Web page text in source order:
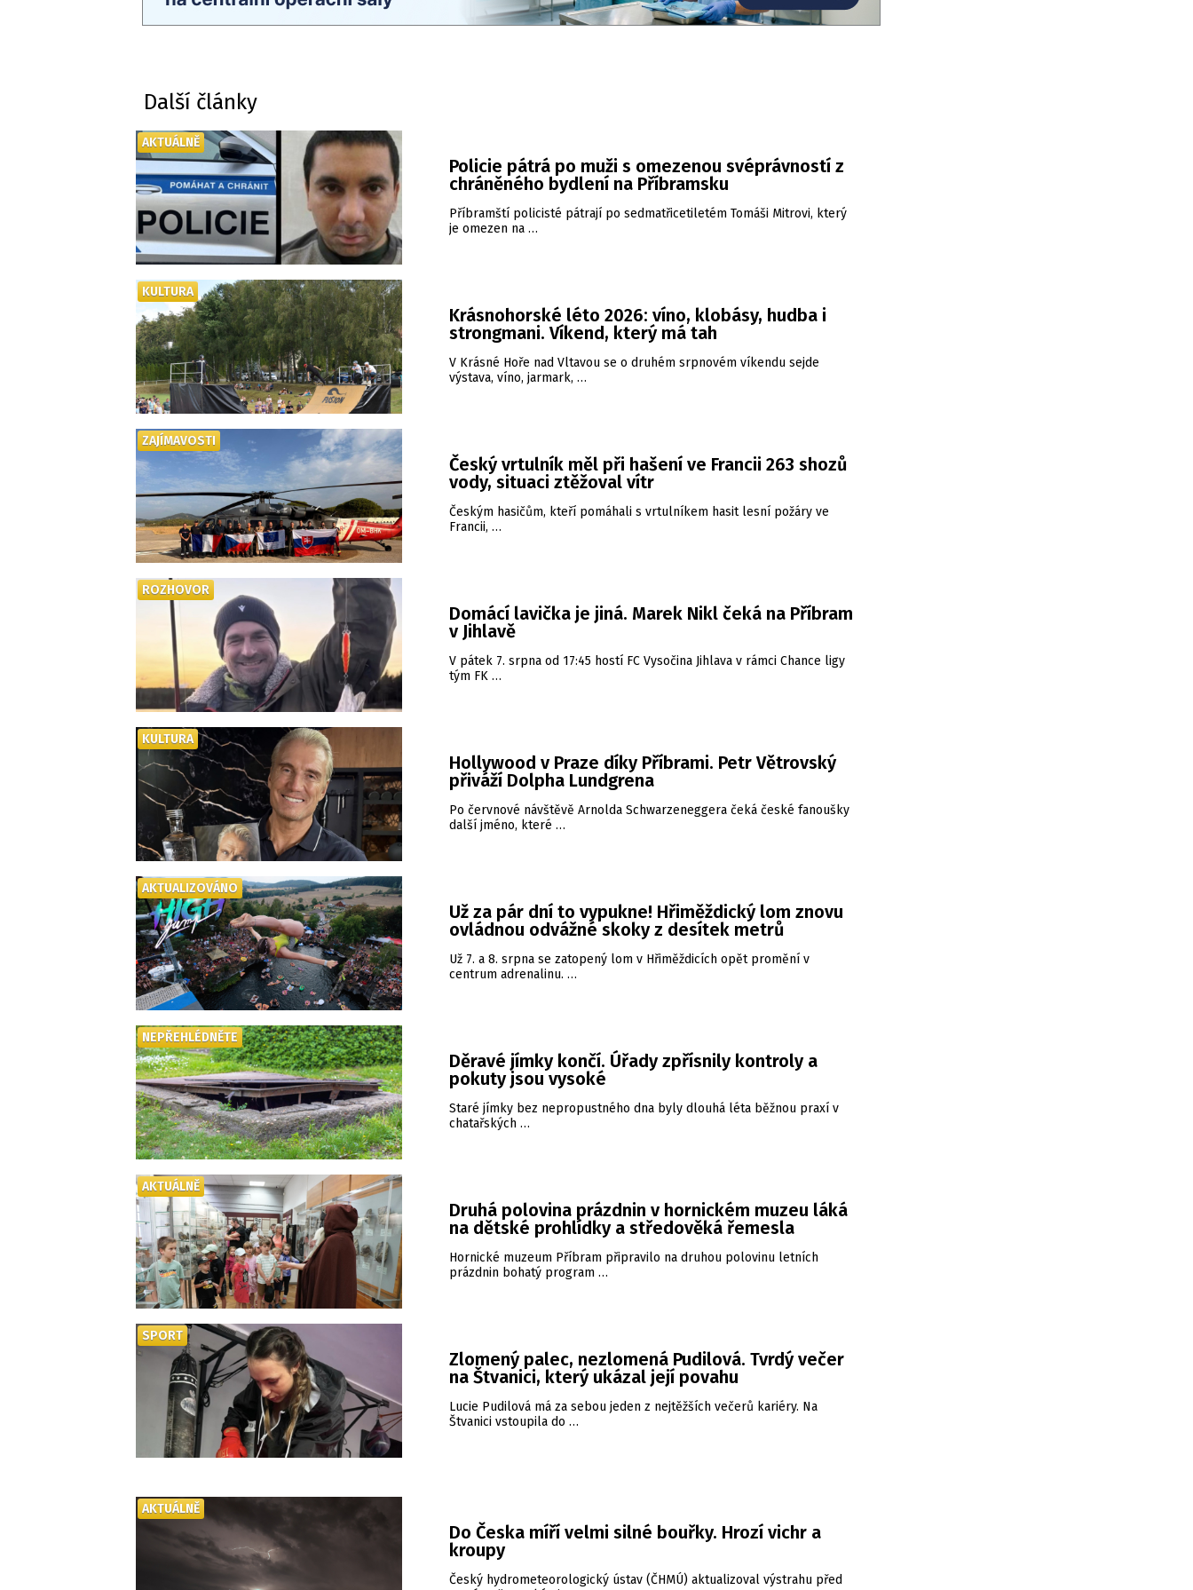
Další články
Policie pátrá po muži s omezenou svéprávností z
chráněného bydlení na Příbramsku
Příbramští policisté pátrají po sedmatřicetiletém Tomáši Mitrovi, který
je omezen na …
AKTUÁLNĚ
Krásnohorské léto 2026: víno, klobásy, hudba i
strongmani. Víkend, který má tah
V Krásné Hoře nad Vltavou se o druhém srpnovém víkendu sejde
výstava, víno, jarmark, …
KULTURA
Český vrtulník měl při hašení ve Francii 263 shozů
vody, situaci ztěžoval vítr
Českým hasičům, kteří pomáhali s vrtulníkem hasit lesní požáry ve
Francii, …
ZAJÍMAVOSTI
Domácí lavička je jiná. Marek Nikl čeká na Příbram
v Jihlavě
V pátek 7. srpna od 17:45 hostí FC Vysočina Jihlava v rámci Chance ligy
tým FK …
ROZHOVOR
Hollywood v Praze díky Příbrami. Petr Větrovský
přiváží Dolpha Lundgrena
Po červnové návštěvě Arnolda Schwarzeneggera čeká české fanoušky
další jméno, které …
KULTURA
Už za pár dní to vypukne! Hřiměždický lom znovu
ovládnou odvážné skoky z desítek metrů
Už 7. a 8. srpna se zatopený lom v Hřiměždicích opět promění v
centrum adrenalinu. …
AKTUALIZOVÁNO
Děravé jímky končí. Úřady zpřísnily kontroly a
pokuty jsou vysoké
Staré jímky bez nepropustného dna byly dlouhá léta běžnou praxí v
chatařských …
NEPŘEHLÉDNĚTE
Druhá polovina prázdnin v hornickém muzeu láká
na dětské prohlídky a středověká řemesla
Hornické muzeum Příbram připravilo na druhou polovinu letních
prázdnin bohatý program …
AKTUÁLNĚ
Zlomený palec, nezlomená Pudilová. Tvrdý večer
na Štvanici, který ukázal její povahu
Lucie Pudilová má za sebou jeden z nejtěžších večerů kariéry. Na
Štvanici vstoupila do …
SPORT
Do Česka míří velmi silné bouřky. Hrozí vichr a
kroupy
Český hydrometeorologický ústav (ČHMÚ) aktualizoval výstrahu před
AKTUÁLNĚ